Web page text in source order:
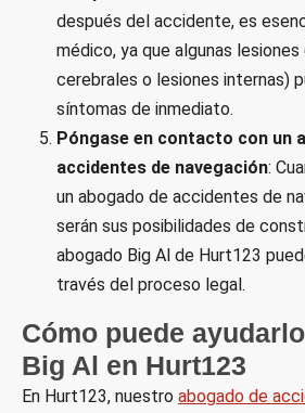
después del accidente, es
médico, ya que algunas
cerebrales o lesiones internas)
síntomas de inmediato.
Póngase en contacto con un
accidentes de navegación:
un abogado de accidentes de
serán sus posibilidades de
abogado Big Al de Hurt123
través del proceso legal.
Cómo puede
Big Al en Hurt123
En Hurt123, nuestro abogado de